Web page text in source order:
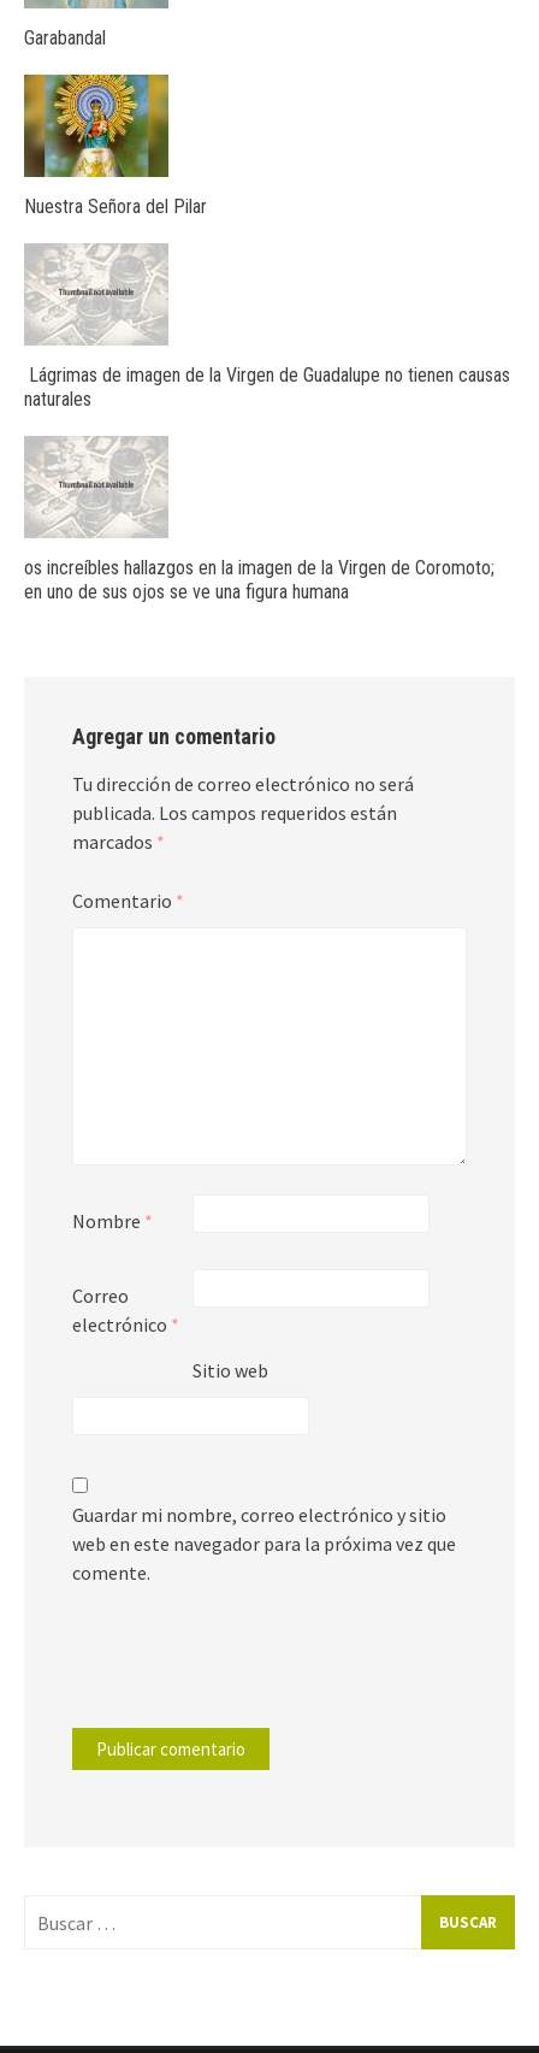
Garabandal
Nuestra Señora del Pilar
Lágrimas de imagen de la Virgen de Guadalupe no tienen causas
naturales
os increíbles hallazgos en la imagen de la Virgen de Coromoto;
en uno de sus ojos se ve una figura humana
Agregar un comentario
Tu dirección de correo electrónico no será
publicada. Los campos requeridos están
marcados *
Comentario *
Nombre *
Correo
electrónico *
Sitio web
Guardar mi nombre, correo electrónico y sitio
web en este navegador para la próxima vez que
comente.
por: